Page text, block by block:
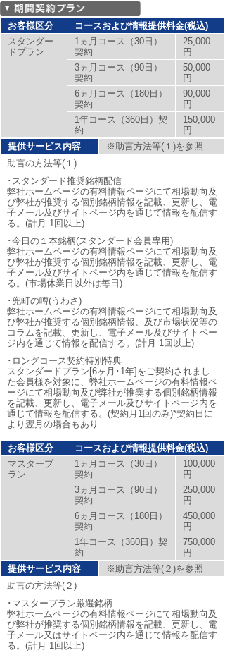
お客様区分
コースおよび情報提供料金(税込)
スタンダー
ドプラン
1ヵ月コース（30日）
契約
25,000
円
3ヵ月コース（90日）
契約
50,000
円
6ヵ月コース（180日）
契約
90,000
円
1年コース（360日）契
約
150,000
円
提供サービス内容
※助言方法等(１)を参照
助言の方法等(１)
･スタンダード推奨銘柄配信
弊社ホームページの有料情報ページにて相場動向及
び弊社が推奨する個別銘柄情報を記載、更新し、電
子メール及びサイトページ内を通じて情報を配信す
る。(計月 1回以上)
･今日の１本銘柄(スタンダード会員専用)
弊社ホームページの有料情報ページにて相場動向及
び弊社が推奨する個別銘柄情報を記載、更新し、電
子メール及びサイトページ内を通じて情報を配信す
る。(市場休業日以外は毎日)
･兜町の噂(うわさ)
弊社ホームページの有料情報ページにて相場動向及
び弊社が推奨する個別銘柄情報、及び市場状況等の
コラムを記載、更新し、電子メール及びサイトペー
ジ内を通じて情報を配信する。(計月 1回以上)
･ロングコース契約特別特典
スタンダードプラン[6ヶ月･1年]をご契約されまし
た会員様を対象に、弊社ホームページの有料情報ペ
ージにて相場動向及び弊社が推奨する個別銘柄情報
を記載、更新し、電子メール及びサイトページ内を
通じて情報を配信する。(契約月1回のみ)*契約日に
より翌月の場合もあり
お客様区分
コースおよび情報提供料金(税込)
マスタープ
ラン
1ヵ月コース（30日）
契約
100,000
円
3ヵ月コース（90日）
契約
250,000
円
6ヵ月コース（180日）
契約
450,000
円
1年コース（360日）契
約
750,000
円
提供サービス内容
※助言方法等(２)を参照
助言の方法等(２)
･マスタープラン厳選銘柄
弊社ホームページの有料情報ページにて相場動向及
び弊社が推奨する個別銘柄情報を記載、更新し、電
子メール又はサイトページ内を通じて情報を配信す
る。(計月 1回以上)